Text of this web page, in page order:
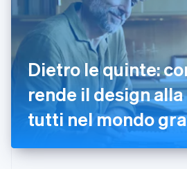
Dietro le quinte:
rende il design
tutti nel mondo
Grecia
English
India
English
Irlanda
English
Italia
ItalianoEnglish
Lettonia
Liechtenstein